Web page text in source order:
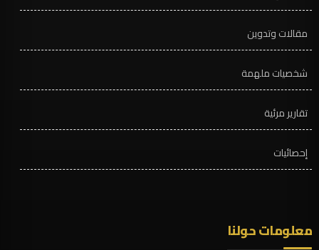
مقالات وتدوين
شخصيات ملهمة
تقارير مرئية
إحصائيات
معلومات حولنا